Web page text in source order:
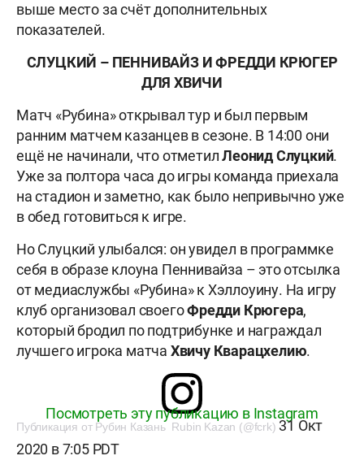
выше место за счёт дополнительных
показателей.
СЛУЦКИЙ – ПЕННИВАЙЗ И ФРЕДДИ КРЮГЕР
ДЛЯ ХВИЧИ
Матч «Рубина» открывал тур и был первым
ранним матчем казанцев в сезоне. В 14:00 они
ещё не начинали, что отметилЛеонид Слуцкий.
Уже за полтора часа до игры команда приехала
на стадион и заметно, как было непривычно уже
в обед готовиться к игре.
Но Слуцкий улыбался: он увидел в программке
себя в образе клоуна Пеннивайза – это отсылка
от медиаслужбы «Рубина» к Хэллоуину. На игру
клуб организовал своегоФредди Крюгера,
который бродил по подтрибунке и награждал
лучшего игрока матча Хвичу Кварацхелию.
Посмотреть эту публикацию в Instagram
Публикация от Рубин Казань Rubin Kazan (@fcrk) 31 Окт
2020 в 7:05 PDT